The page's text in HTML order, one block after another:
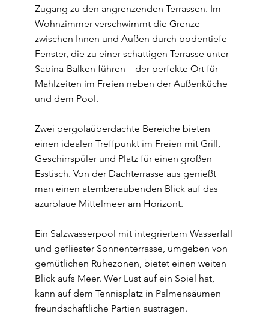
Zugang zu den angrenzenden Terrassen. Im
Wohnzimmer verschwimmt die Grenze
zwischen Innen und Außen durch bodentiefe
Fenster, die zu einer schattigen Terrasse unter
Sabina-Balken führen – der perfekte Ort für
Mahlzeiten im Freien neben der Außenküche
und dem Pool.
Zwei pergolaüberdachte Bereiche bieten
einen idealen Treffpunkt im Freien mit Grill,
Geschirrspüler und Platz für einen großen
Esstisch. Von der Dachterrasse aus genießt
man einen atemberaubenden Blick auf das
azurblaue Mittelmeer am Horizont.
Ein Salzwasserpool mit integriertem Wasserfall
und gefliester Sonnenterrasse, umgeben von
gemütlichen Ruhezonen, bietet einen weiten
Blick aufs Meer. Wer Lust auf ein Spiel hat,
kann auf dem Tennisplatz in Palmensäumen
freundschaftliche Partien austragen.